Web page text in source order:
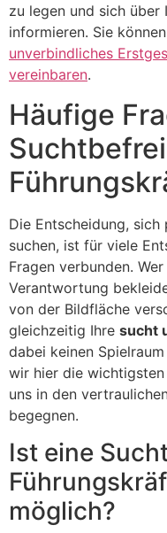
zu legen und sich über
informieren. Sie
unverbindliches
vereinbaren.
Häufige
Die Entscheidung,
suchen, ist für viele
Fragen verbunden.
Verantwortung
von der Bildfläche
gleichzeitig Ihre sucht
dabei keinen
wir hier die
uns in den
begegnen.
Ist eine
möglich?